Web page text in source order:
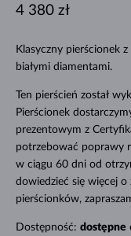
Klasyczny pierścionek
białymi diamentami.
Ten pierścień został
Pierścionek
prezentowym z
potrzebować poprawy
w ciągu 60 dni od
dowiedzieć się więcej
pierścionków,
Dostępność: dostępne
4 380 zł